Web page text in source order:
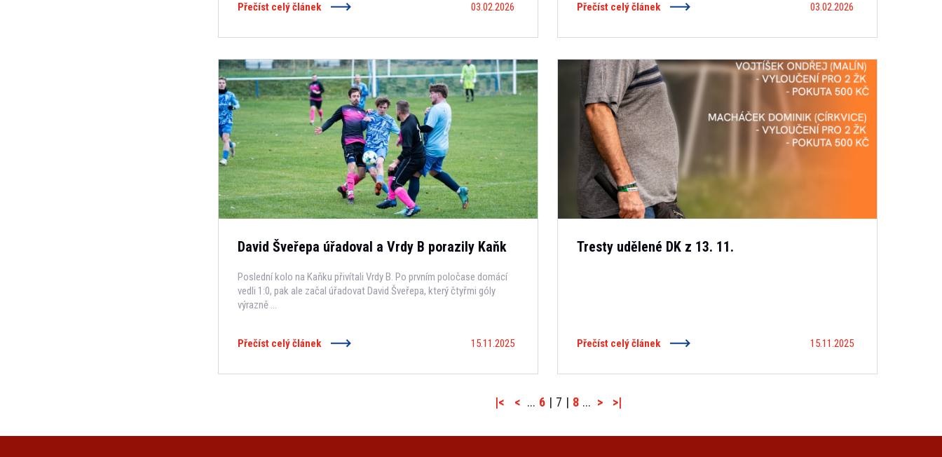
03.02.2026
Přečíst celý článek 03.02.2026
Přečíst celý článek
David Šveřepa úřadoval a Vrdy B porazily Kaňk
Poslední kolo na Kaňku přivítali Vrdy B. Po prvním poločase domácí
vedli 1:0, pak ale začal úřadovat David Šveřepa, který čtyřmi góly
výrazně ...
15.11.2025
Přečíst celý článek
Tresty udělené DK z 13. 11.
15.11.2025
Přečíst celý článek
|< < ... 6 | 7 | 8 ... > >|